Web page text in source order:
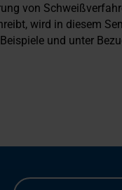
von
wird in diesem
und unter